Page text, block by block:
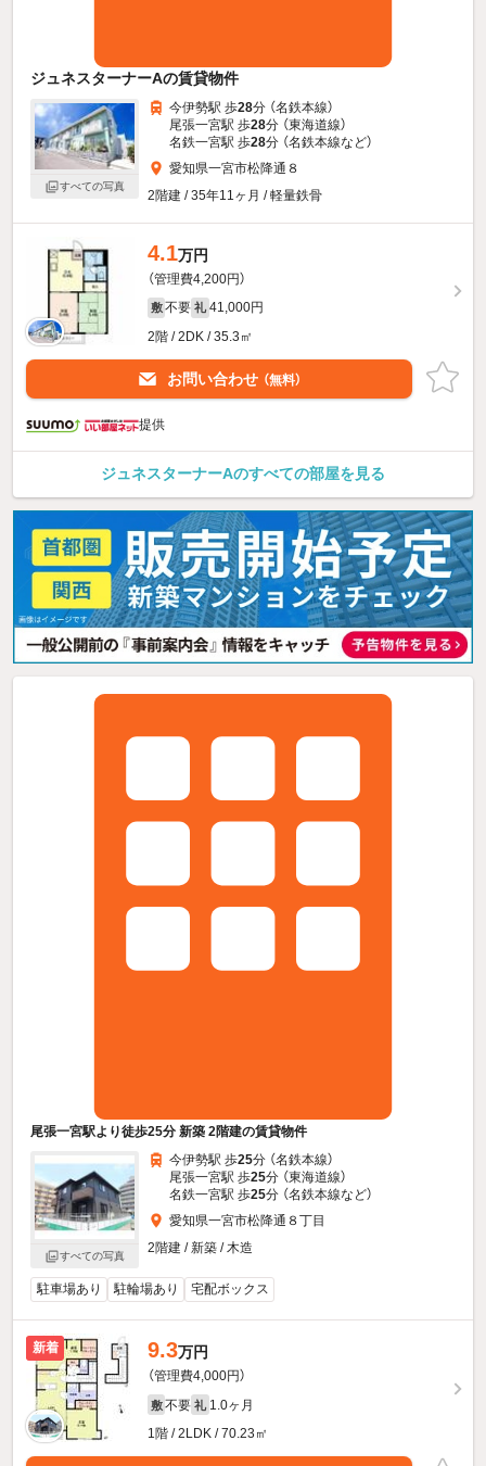
ジュネスターナーAの賃貸物件
すべての写真
今伊勢駅 歩28分 （名鉄本線）
尾張一宮駅 歩28分 （東海道線）
名鉄一宮駅 歩28分 （名鉄本線など）
愛知県一宮市松降通８
2階建 / 35年11ヶ月 / 軽量鉄骨
4.1万円
（管理費4,200円）
敷 不要 礼 41,000円
2階 / 2DK / 35.3㎡
お問い合わせ （無料）
提供
ジュネスターナーAのすべての部屋を見る
尾張一宮駅より徒歩25分 新築 2階建の賃貸物件
すべての写真
今伊勢駅 歩25分 （名鉄本線）
尾張一宮駅 歩25分 （東海道線）
名鉄一宮駅 歩25分 （名鉄本線など）
愛知県一宮市松降通８丁目
2階建 / 新築 / 木造
駐車場あり 駐輪場あり 宅配ボックス
新着 9.3万円
（管理費4,000円）
敷 不要 礼 1.0ヶ月
1階 / 2LDK / 70.23㎡